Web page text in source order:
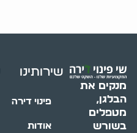
מנקים את
הבלגן,
מטפלים
בשורש
שירותינו
פינוי דירה
אודות